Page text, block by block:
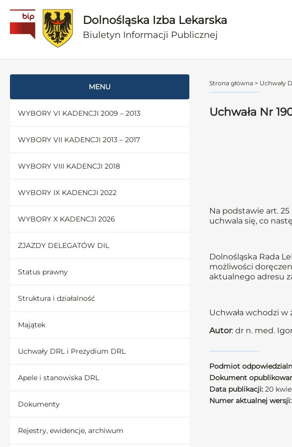
Dolnośląska Izba Lekarska
Biuletyn Informacji Publicznej
MENU
WYBORY VI KADENCJI 2009 – 2013
WYBORY VII KADENCJI 2013 – 2017
WYBORY VIII KADENCJI 2018
WYBORY IX KADENCJI 2022
WYBORY X KADENCJI 2026
ZJAZDY DELEGATÓW DIL
Status prawny
Struktura i działalność
Majątek
Uchwały DRL i Prezydium DRL
Apele i stanowiska DRL
Dokumenty
Rejestry, ewidencje, archiwum
Strona główna > Uchwały
Uchwała Nr
Na podstawie art.
uchwala się, co
Dolnośląska Rada
możliwości
aktualnego adresu
Uchwała wchodzi
Autor: dr n. med.
Podmiot
Dokument
Data publikacji: 20
Numer aktualnej wersji: